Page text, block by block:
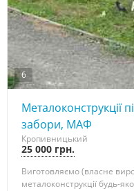
6
Металоконструкції
забори, МАФ
Кропивницький
25 000 грн.
Виготовляємо (власне
металоконструкції будь-